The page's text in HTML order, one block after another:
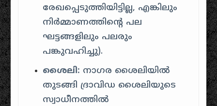
രേഖപ്പെടുത്തിയിട്ടില്ല, എങ്കിലും
നിർമ്മാണത്തിന്റെ പല
ഘട്ടങ്ങളിലും പലരും
പങ്കുവഹിച്ചു).
ശൈലി: നാഗര ശൈലിയിൽ
തുടങ്ങി ദ്രാവിഡ ശൈലിയുടെ
സ്വാധീനത്തിൽ